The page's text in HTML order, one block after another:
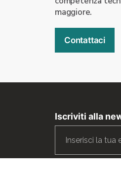
maggiore.
Contattaci
Iscriviti alla